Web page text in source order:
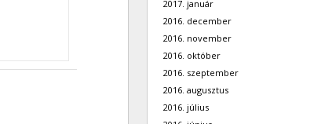
2017. január
2016. december
2016. november
2016. október
2016. szeptember
2016. augusztus
2016. július